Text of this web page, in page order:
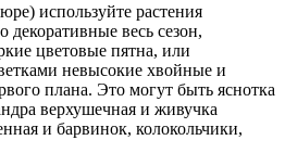
используйте растения
декоративные весь сезон,
цветовые пятна, или
невысокие хвойные и
плана. Это могут быть яснотка
верхушечная и живучка
и барвинок, колокольчики,